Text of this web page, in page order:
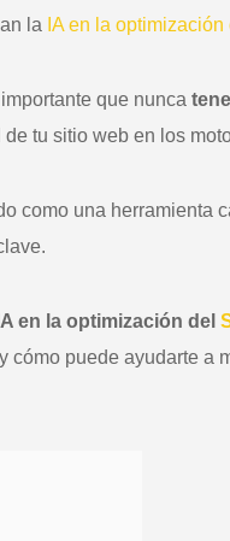
la IA en la
que nunca
tu sitio web en los
como una herramienta
en la optimización del
puede ayudarte a